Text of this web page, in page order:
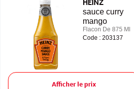
HEINZ
sauce curry
mango
Flacon De 875 Ml
Code : 203137
Afficher le prix